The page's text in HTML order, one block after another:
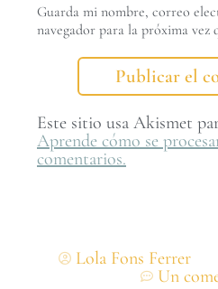
Guarda mi nombre, correo
navegador para la próxima vez
Este sitio usa Akismet
Aprende cómo se
comentarios.
Lola Fons Ferrer
Un